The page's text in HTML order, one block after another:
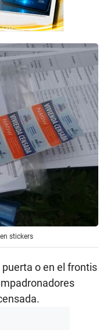
stickers
o en el frontis